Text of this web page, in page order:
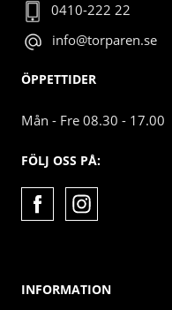
0410-222 22
info@torparen.se
ÖPPETTIDER
Mån - Fre 08.30 - 17.00
FÖLJ OSS PÅ:
INFORMATION